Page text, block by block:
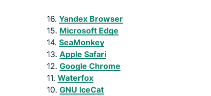
16. Yandex Browser
15. Microsoft Edge
14. SeaMonkey
13. Apple Safari
12. Google Chrome
11. Waterfox
10. GNU IceCat